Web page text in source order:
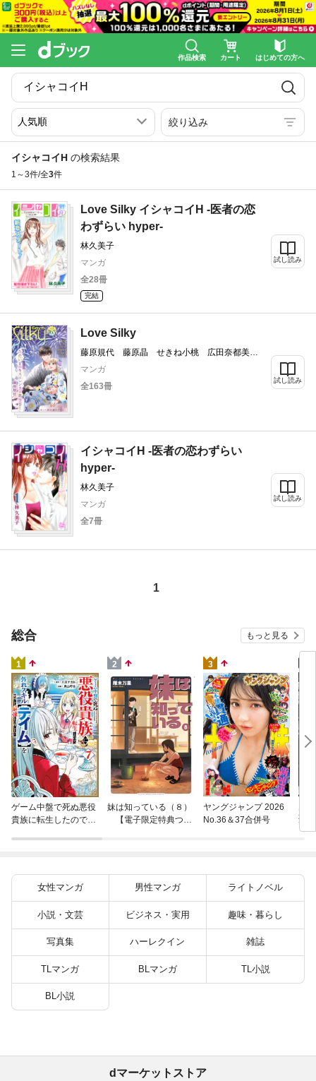
作品検索 カート はじめての方へ
絞り込み
イシャコイH の検索結果
1～3件/全3件
Love Silky イシャコイH -医者の恋
わずらい hyper-
林久美子
マンガ
全28冊
完結
試し読み
Love Silky
藤原規代 藤原晶 せきね小桃 広田奈都美
百田姿子 林久美子 芹沢由紀子
マンガ
全163冊
試し読み
イシャコイH -医者の恋わずらい
hyper-
林久美子
マンガ
全7冊
試し読み
1
総合 もっと見る
1
ゲーム中盤で死ぬ悪役
貴族に転生したので、
2
妹は知っている（８）
【電子限定特典つ
3
ヤングジャンプ 2026
No.36＆37合併号
聖
り
女性マンガ 男性マンガ ライトノベル
小説・文芸 ビジネス・実用 趣味・暮らし
写真集 ハーレクイン 雑誌
TLマンガ BLマンガ TL小説
BL小説
dマーケットストア